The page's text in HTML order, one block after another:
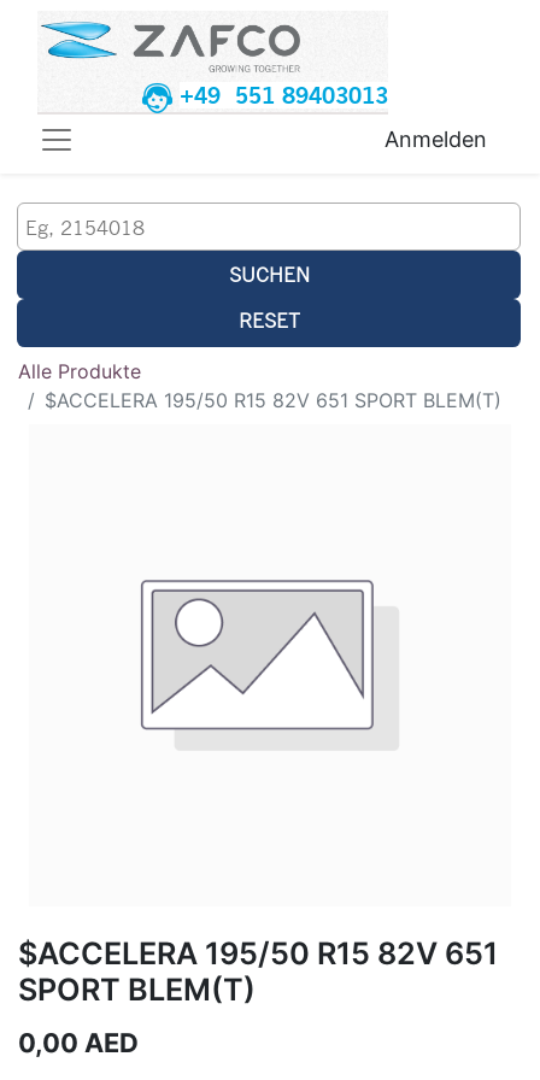
+49 551 89403013
Anmelden
SUCHEN
RESET
Alle Produkte
$ACCELERA 195/50 R15 82V 651 SPORT BLEM(T)
$ACCELERA 195/50 R15 82V 651
SPORT BLEM(T)
0,00 AED